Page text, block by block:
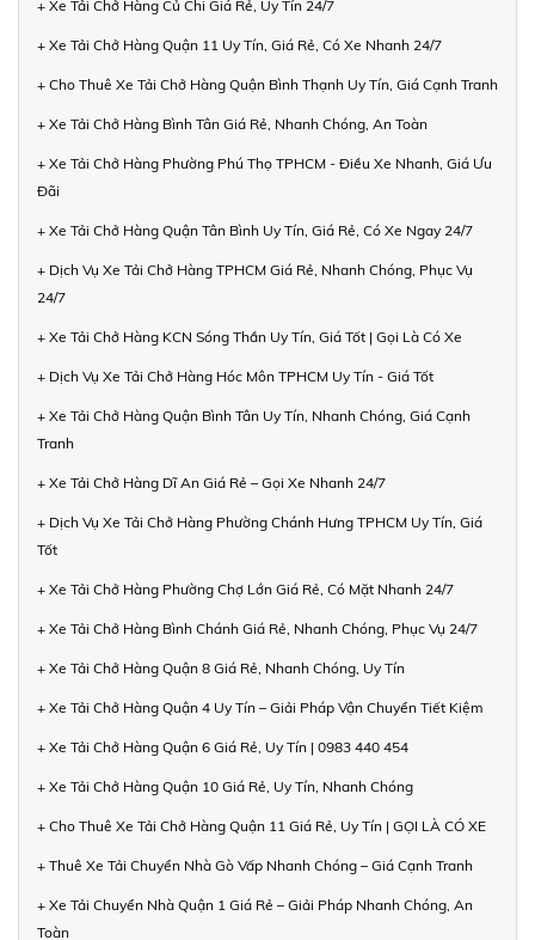
+ Xe Tải Chở Hàng Củ Chi Giá Rẻ, Uy Tín 24/7
+ Xe Tải Chở Hàng Quận 11 Uy Tín, Giá Rẻ, Có Xe Nhanh 24/7
+ Cho Thuê Xe Tải Chở Hàng Quận Bình Thạnh Uy Tín, Giá Cạnh Tranh
+ Xe Tải Chở Hàng Bình Tân Giá Rẻ, Nhanh Chóng, An Toàn
+ Xe Tải Chở Hàng Phường Phú Thọ TPHCM - Điều Xe Nhanh, Giá Ưu
Đãi
+ Xe Tải Chở Hàng Quận Tân Bình Uy Tín, Giá Rẻ, Có Xe Ngay 24/7
+ Dịch Vụ Xe Tải Chở Hàng TPHCM Giá Rẻ, Nhanh Chóng, Phục Vụ
24/7
+ Xe Tải Chở Hàng KCN Sóng Thần Uy Tín, Giá Tốt | Gọi Là Có Xe
+ Dịch Vụ Xe Tải Chở Hàng Hóc Môn TPHCM Uy Tín - Giá Tốt
+ Xe Tải Chở Hàng Quận Bình Tân Uy Tín, Nhanh Chóng, Giá Cạnh
Tranh
+ Xe Tải Chở Hàng Dĩ An Giá Rẻ – Gọi Xe Nhanh 24/7
+ Dịch Vụ Xe Tải Chở Hàng Phường Chánh Hưng TPHCM Uy Tín, Giá
Tốt
+ Xe Tải Chở Hàng Phường Chợ Lớn Giá Rẻ, Có Mặt Nhanh 24/7
+ Xe Tải Chở Hàng Bình Chánh Giá Rẻ, Nhanh Chóng, Phục Vụ 24/7
+ Xe Tải Chở Hàng Quận 8 Giá Rẻ, Nhanh Chóng, Uy Tín
+ Xe Tải Chở Hàng Quận 4 Uy Tín – Giải Pháp Vận Chuyển Tiết Kiệm
+ Xe Tải Chở Hàng Quận 6 Giá Rẻ, Uy Tín | 0983 440 454
+ Xe Tải Chở Hàng Quận 10 Giá Rẻ, Uy Tín, Nhanh Chóng
+ Cho Thuê Xe Tải Chở Hàng Quận 11 Giá Rẻ, Uy Tín | GỌI LÀ CÓ XE
+ Thuê Xe Tải Chuyển Nhà Gò Vấp Nhanh Chóng – Giá Cạnh Tranh
+ Xe Tải Chuyển Nhà Quận 1 Giá Rẻ – Giải Pháp Nhanh Chóng, An
Toàn